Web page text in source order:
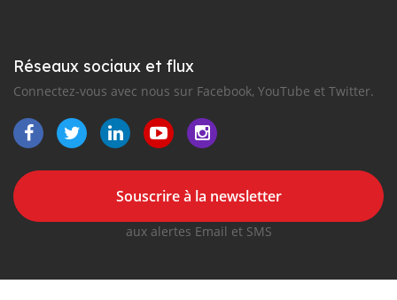
Réseaux sociaux et flux
Connectez-vous avec nous sur Facebook, YouTube et Twitter.
Souscrire à la newsletter
aux alertes Email et SMS